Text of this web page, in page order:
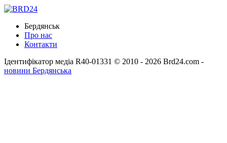
Бердянськ
Про нас
Контакти
Ідентифікатор медіа R40-01331 © 2010 - 2026 Brd24.com -
новини Бердянська